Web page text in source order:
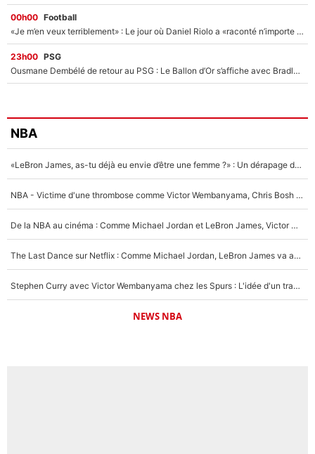
00h00 Football
«Je m’en veux terriblement» : Le jour où Daniel Riolo a «raconté n’importe quoi» dans l'After Foot !
23h00 PSG
Ousmane Dembélé de retour au PSG : Le Ballon d’Or s’affiche avec Bradley Barcola en plein cœur du feuilleton sur son départ !
NBA
«LeBron James, as-tu déjà eu envie d’être une femme ?» : Un dérapage de Donald Trump sur la superstar de la NBA refait surface
NBA - Victime d'une thrombose comme Victor Wembanyama, Chris Bosh prévient le Français des risques sur sa santé : «J’ai failli mourir sur le coup et j’ai été ramené à la vie»
De la NBA au cinéma : Comme Michael Jordan et LeBron James, Victor Wembanyama rêve d'une carrière d'acteur !
The Last Dance sur Netflix : Comme Michael Jordan, LeBron James va avoir le droit à sa série !
Stephen Curry avec Victor Wembanyama chez les Spurs : L'idée d'un trade historique est lancée en NBA !
NEWS NBA